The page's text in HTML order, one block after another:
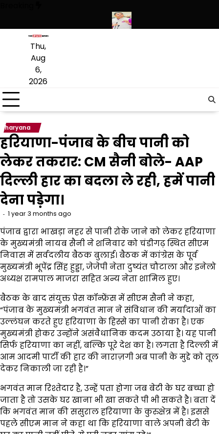
content
Thu,
Aug
6,
2026
haryana
हरियाणा-पंजाब के बीच पानी को
लेकर तकरार: CM सैनी बोले- AAP
दिल्ली हार का बदला ले रही, हमें पानी
देना पड़ेगा।
1 year 3 months ago
पंजाब द्वारा भाखड़ा नहर से पानी रोके जाने को लेकर हरियाणा
के मुख्यमंत्री नायब सैनी ने शनिवार को चंडीगढ़ स्थित सीएम
निवास में सर्वदलीय बैठक बुलाई। बैठक में कांग्रेस के पूर्व
मुख्यमंत्री भूपेंद्र सिंह हुड्डा, जेजेपी नेता दुष्यंत चौटाला और इनेलो
अध्यक्ष रामपाल माजरा सहित अन्य नेता शामिल हुए।
बैठक के बाद संयुक्त प्रेस कॉन्फ्रेंस में सीएम सैनी ने कहा,
“पंजाब के मुख्यमंत्री भगवंत मान ने संविधान की मर्यादाओं का
उल्लंघन करते हुए हरियाणा के हिस्से का पानी रोका है। एक
मुख्यमंत्री होकर उन्होंने असंवैधानिक कदम उठाया है। यह पानी
सिर्फ हरियाणा का नहीं, बल्कि पूरे देश का है। लगता है दिल्ली में
आम आदमी पार्टी की हार की नाराज़गी अब पानी के मुद्दे को तूल
देकर निकाली जा रही है।”
भगवंत मान रिश्तेदार है, उन्हें पता होगा जब बेटी के घर बच्चा हो
जाता है तो उसके घर खाना भी खा सकते पी भी सकते है। बता दें
कि भगवंत मान की ससुराल हरियाणा के कुरुक्षेत्र में है। इससे
पहले सीएम मान ने कहा था कि हरियाणा वाले अपनी बेटी के